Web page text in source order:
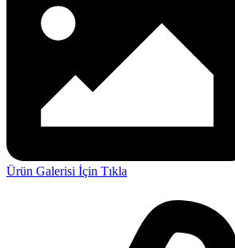
Ürün Galerisi İçin Tıkla